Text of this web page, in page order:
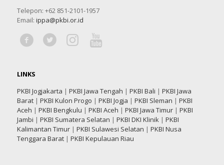
Telepon: +62 851-2101-1957
Email: ippa@pkbi.or.id
LINKS
PKBI Jogjakarta | PKBI Jawa Tengah | PKBI Bali | PKBI Jawa
Barat| PKBI Kulon Progo | PKBI Jogja | PKBI Sleman | PKBI
Aceh | PKBI Bengkulu | PKBI Aceh | PKBI Jawa Timur| PKBI
Jambi | PKBI Sumatera Selatan | PKBI DKI Klinik| PKBI
Kalimantan Timur| PKBI Sulawesi Selatan | PKBI Nusa
Tenggara Barat| PKBI Kepulauan Riau